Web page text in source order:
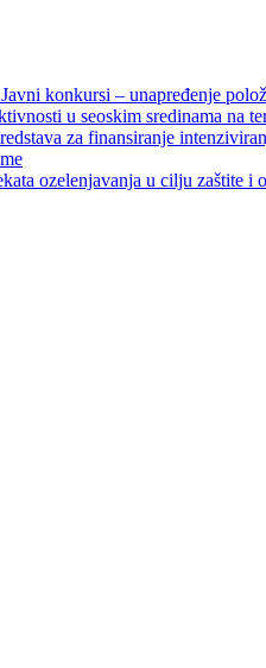
konkursi – unapređenje
u seoskim sredinama na
za finansiranje
ozelenjavanja u cilju zaštite i